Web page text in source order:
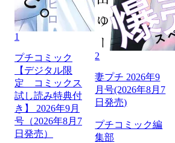
1
プチコミック
【デジタル限
定 コミックス
試し読み特典付
き】 2026年9月
号（2026年8月7
日発売）
2
妻プチ 2026年9
月号(2026年8月7
日発売)
プチコミック編
集部